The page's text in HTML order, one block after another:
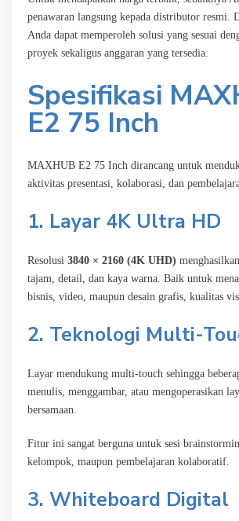
penawaran langsung kepada distributor resmi.
Anda dapat memperoleh solusi yang sesuai
proyek sekaligus anggaran yang tersedia.
Spesifikasi
E2 75 Inch
MAXHUB E2 75 Inch dirancang untuk
aktivitas presentasi, kolaborasi, dan
1. Layar 4K Ultra HD
Resolusi 3840 × 2160 (4K UHD)
tajam, detail, dan kaya warna. Baik untuk
bisnis, video, maupun desain grafis, kualitas
2. Teknologi Multi-
Layar mendukung multi-touch sehingga
menulis, menggambar, atau mengoperasikan
bersamaan.
Fitur ini sangat berguna untuk sesi
kelompok, maupun pembelajaran kolaboratif.
3. Whiteboard Digital